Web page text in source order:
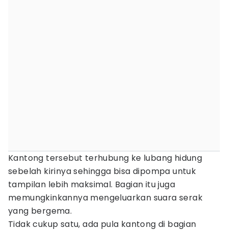
Kantong tersebut terhubung ke lubang hidung
sebelah kirinya sehingga bisa dipompa untuk
tampilan lebih maksimal. Bagian itu juga
memungkinkannya mengeluarkan suara serak
yang bergema.
Tidak cukup satu, ada pula kantong di bagian